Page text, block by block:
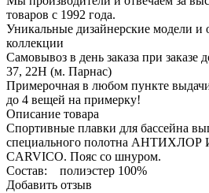
товаров с 1992 года.
Уникальные дизайнерские модели
коллекции
Самовывоз в день заказа при заказе
37, 22Н (м. Парнас)
Примерочная в любом пункте
до 4 вещей на примерку!
Описание товара
Спортивные плавки для бассейна
специального полотна АНТИХЛОР
СARVICO. Пояс со шнуром.
Состав: полиэстер 100%
Добавить отзыв